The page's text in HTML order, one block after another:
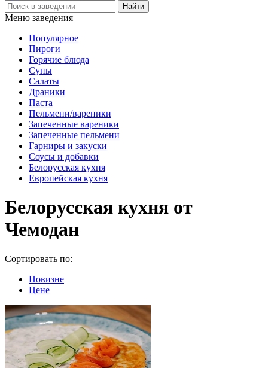
Меню заведения
Популярное
Пироги
Горячие блюда
Супы
Салаты
Драники
Паста
Пельмени/вареники
Запеченные вареники
Запеченные пельмени
Гарниры и закуски
Соусы и добавки
Белорусская кухня
Европейская кухня
Белорусская кухня от
Чемодан
Сортировать по:
Новизне
Цене